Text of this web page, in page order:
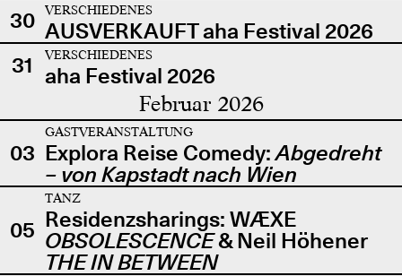
30
VERSCHIEDENES
AUSVERKAUFT aha Festival 2026
31
VERSCHIEDENES
aha Festival 2026
Februar 2026
03
GASTVERANSTALTUNG
Explora Reise Comedy:Abgedreht
– von Kapstadt nach Wien
05
TANZ
Residenzsharings: WÆXE
OBSOLESCENCE& Neil Höhener
THE IN BETWEEN